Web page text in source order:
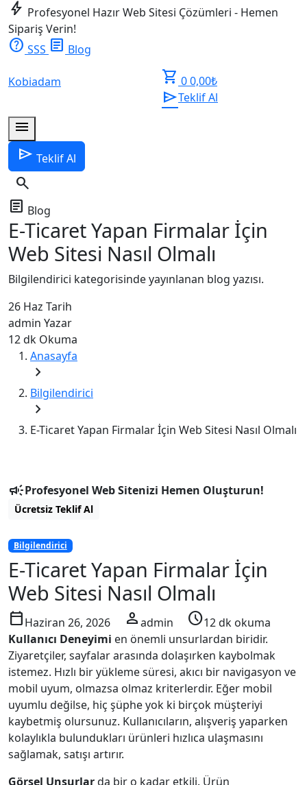
bolt Profesyonel Hazır Web Sitesi Çözümleri - Hemen
Sipariş Verin!
help SSS article Blog
Kobiadam shopping_cart 00,00₺
sendTeklif Al
menu
send Teklif Al
search
article Blog
E-Ticaret Yapan Firmalar İçin
Web Sitesi Nasıl Olmalı
Bilgilendirici kategorisinde yayınlanan blog yazısı.
26 Haz Tarih
admin Yazar
12 dk Okuma
Anasayfa
chevron_right
Bilgilendirici
chevron_right
E-Ticaret Yapan Firmalar İçin Web Sitesi Nasıl Olmalı
campaignProfesyonel Web Sitenizi Hemen Oluşturun!
Ücretsiz Teklif Al
Bilgilendirici
E-Ticaret Yapan Firmalar İçin
Web Sitesi Nasıl Olmalı
calendar_todayHaziran 26, 2026 personadmin schedule12 dk okuma
Kullanıcı Deneyimi en önemli unsurlardan biridir.
Ziyaretçiler, sayfalar arasında dolaşırken kaybolmak
istemez. Hızlı bir yükleme süresi, akıcı bir navigasyon ve
mobil uyum, olmazsa olmaz kriterlerdir. Eğer mobil
uyumlu değilse, hiç şüphe yok ki birçok müşteriyi
kaybetmiş olursunuz. Kullanıcıların, alışveriş yaparken
kolaylıkla bulundukları ürünleri hızlıca ulaşmasını
sağlamak, satışı artırır.
Görsel Unsurlarda bir o kadar etkili. Ürün